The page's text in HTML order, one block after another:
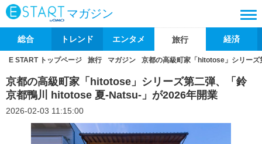
マガジン
総合 トレンド エンタメ 旅行 経済
E START トップページ 旅行 マガジン 京都の高級町家「hitotose」シリー
京都の高級町家「hitotose」シリーズ第二弾、「鈴
京都鴨川 hitotose 夏-Natsu-」が2026年開業
2026-02-03 11:15:00